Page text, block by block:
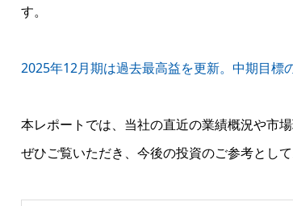
す。
2025年12月期は過去最高益を更新。中期目
本レポートでは、当社の直近の業績概況や市
ぜひご覧いただき、今後の投資のご参考とし